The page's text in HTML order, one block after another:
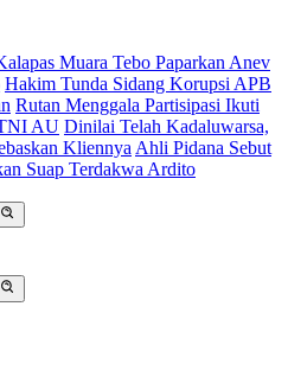
Muara Tebo Paparkan Anev
Hakim Tunda Sidang Korupsi APB
Rutan Menggala Partisipasi Ikuti
AU Dinilai Telah Kadaluwarsa,
Kliennya Ahli Pidana Sebut
Suap Terdakwa Ardito